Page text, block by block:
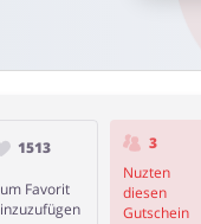
1513
Favorit
3
Nuzten
diesen
Gutschein